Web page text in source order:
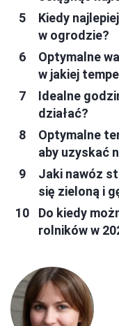
Kiedy
w ogrodzie?
Optymalne
w jakiej
Idealne
działać?
Optymalne
aby uzyskać
Jaki nawóz
się zieloną i
Do kiedy
rolników w